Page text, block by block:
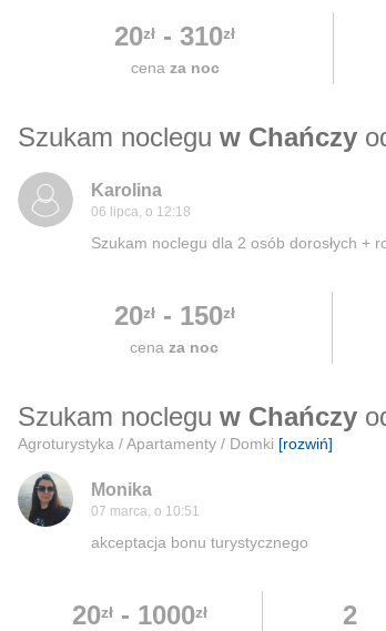
20zł -310zł
cena za noc
Szukam noclegu w Chańczy
Karolina
06 lipca, o 12:18
Szukam noclegu dla 2 osób dorosłych +
20zł- 150zł
cenaza noc
Szukam noclegu w Chańczy
Agroturystyka / Apartamenty / Domki [rozwiń]
Monika
07 marca, o 10:51
akceptacja bonu turystycznego
20zł- 1000zł
2